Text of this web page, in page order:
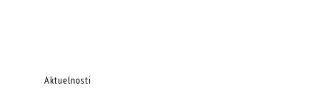
Aktuelnosti